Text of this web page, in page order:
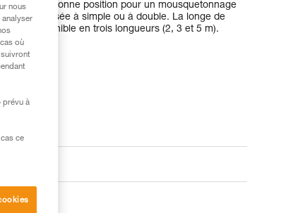
dans la bonne position pour un mousquetonnage
être utilisée à simple ou à double. La longe de
I est disponible en trois longueurs (2, 3 et 5 m).
nous
où
prévu à
ce